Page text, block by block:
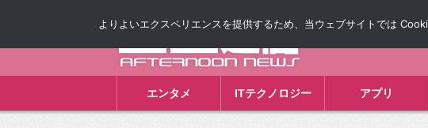
エンタメ ITテクノロジー アプリ
よりよいエクスペリエンスを提供するため、当ウェブサイトでは